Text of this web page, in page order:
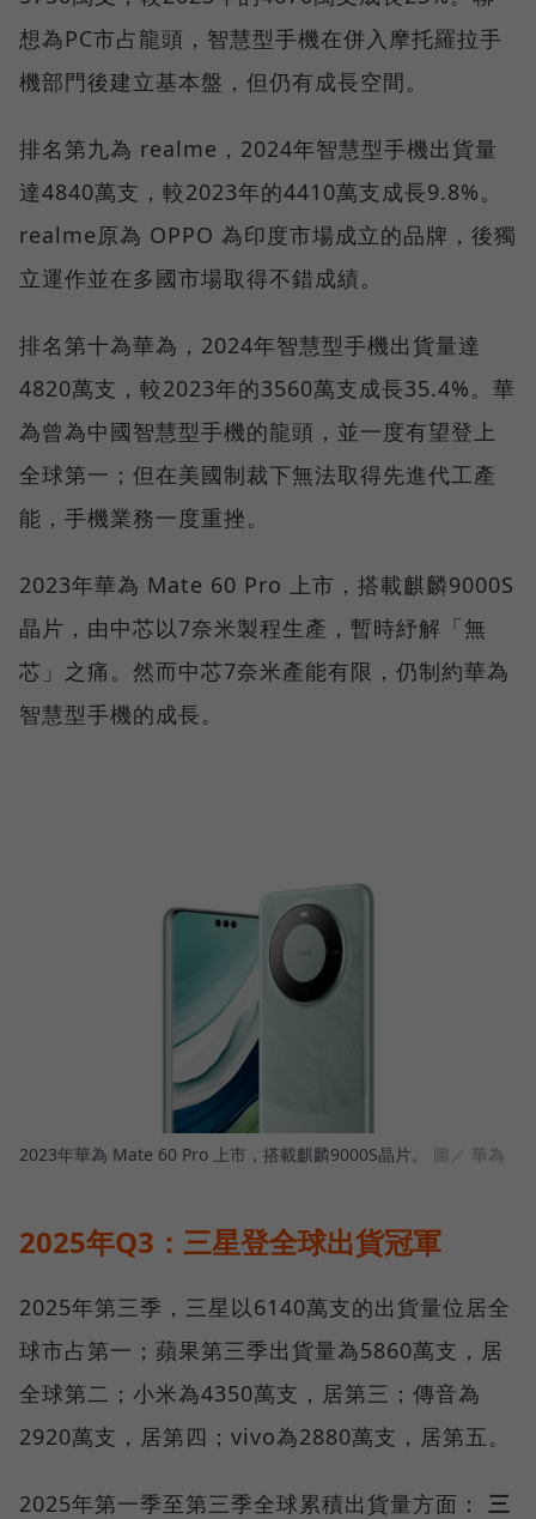
想為PC市占龍頭，智慧型手機在併入摩托羅拉手
機部門後建立基本盤，但仍有成長空間。
排名第九為 realme，2024年智慧型手機出貨量
達4840萬支，較2023年的4410萬支成長9.8%。
realme原為 OPPO 為印度市場成立的品牌，後獨
立運作並在多國市場取得不錯成績。
排名第十為華為，2024年智慧型手機出貨量達
4820萬支，較2023年的3560萬支成長35.4%。華
為曾為中國智慧型手機的龍頭，並一度有望登上
全球第一；但在美國制裁下無法取得先進代工產
能，手機業務一度重挫。
2023年華為 Mate 60 Pro 上市，搭載麒麟9000S
晶片，由中芯以7奈米製程生產，暫時紓解「無
芯」之痛。然而中芯7奈米產能有限，仍制約華為
智慧型手機的成長。
2023年華為 Mate 60 Pro 上市，搭載麒麟9000S晶片。 圖／ 華為
2025年Q3：三星登全球出貨冠軍
2025年第三季，三星以6140萬支的出貨量位居全
球市占第一；蘋果第三季出貨量為5860萬支，居
全球第二；小米為4350萬支，居第三；傳音為
2920萬支，居第四；vivo為2880萬支，居第五。
2025年第一季至第三季全球累積出貨量方面： 三